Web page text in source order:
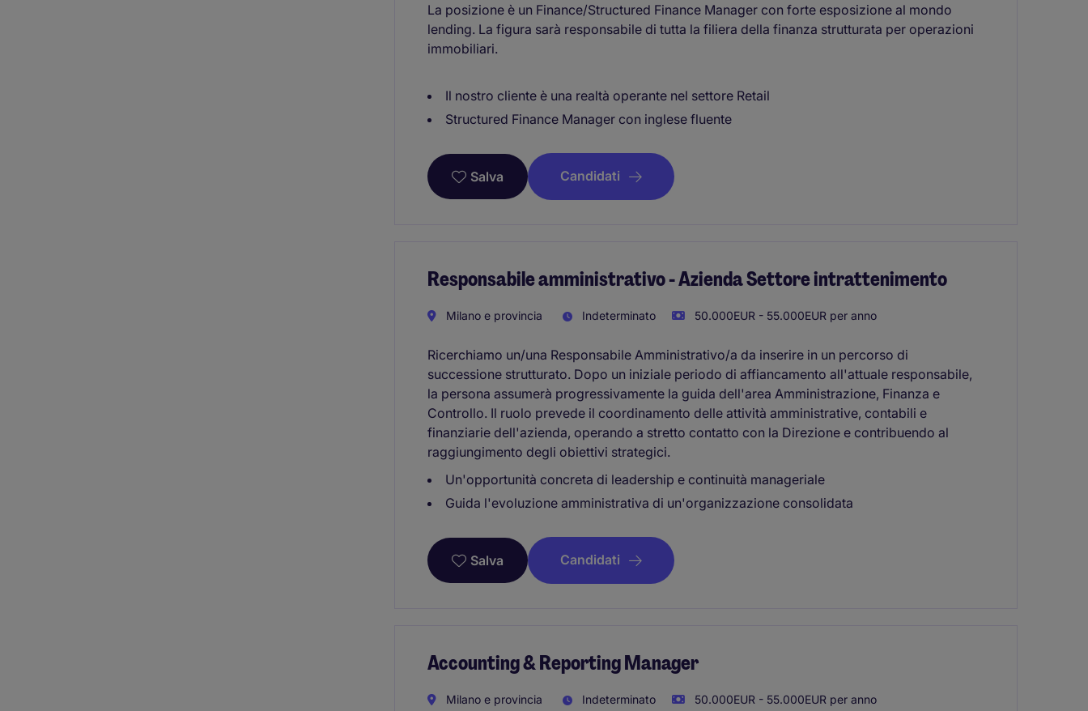
La posizione è un Finance/Structured Finance Manager con forte esposizione al mondo
lending. La figura sarà responsabile di tutta la filiera della finanza strutturata per operazioni
immobiliari.
Il nostro cliente è una realtà operante nel settore Retail
Structured Finance Manager con inglese fluente
Salva Candidati
Responsabile amministrativo - Azienda Settore intrattenimento
Milano e provincia Indeterminato 50.000EUR - 55.000EUR per anno
Ricerchiamo un/una Responsabile Amministrativo/a da inserire in un percorso di
successione strutturato. Dopo un iniziale periodo di affiancamento all'attuale responsabile,
la persona assumerà progressivamente la guida dell'area Amministrazione, Finanza e
Controllo. Il ruolo prevede il coordinamento delle attività amministrative, contabili e
finanziarie dell'azienda, operando a stretto contatto con la Direzione e contribuendo al
raggiungimento degli obiettivi strategici.
Un'opportunità concreta di leadership e continuità manageriale
Guida l'evoluzione amministrativa di un'organizzazione consolidata
Salva Candidati
Accounting & Reporting Manager
Milano e provincia Indeterminato 50.000EUR - 55.000EUR per anno